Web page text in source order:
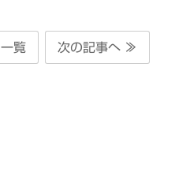
一覧 次の記事へ ≫